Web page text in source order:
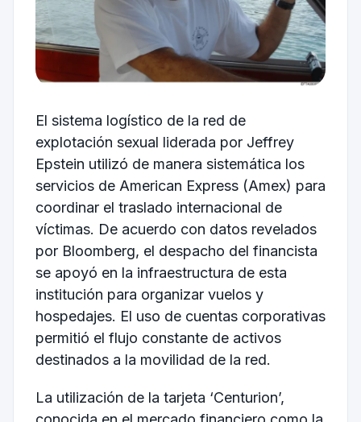
El sistema logístico de la red de
explotación sexual liderada por Jeffrey
Epstein utilizó de manera sistemática los
servicios de American Express (Amex) para
coordinar el traslado internacional de
víctimas. De acuerdo con datos revelados
por Bloomberg, el despacho del financista
se apoyó en la infraestructura de esta
institución para organizar vuelos y
hospedajes. El uso de cuentas corporativas
permitió el flujo constante de activos
destinados a la movilidad de la red.
La utilización de la tarjeta ‘Centurion’,